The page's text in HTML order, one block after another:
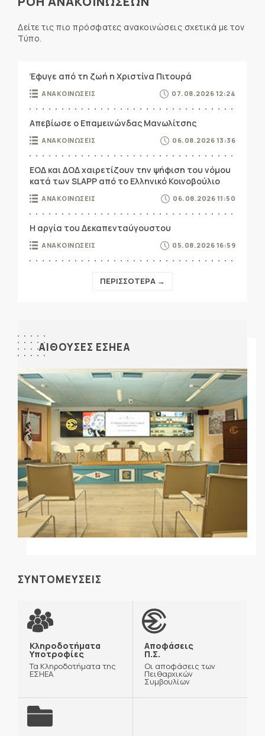
Δείτε τις πιο πρόσφατες ανακοινώσεις σχετικά με τον
Τύπο.
Έφυγε από τη ζωή η Χριστίνα Πιτουρά
ΑΝΑΚΟΙΝΩΣΕΙΣ 07.08.2026 12:24
Απεβίωσε ο Επαμεινώνδας Μανωλίτσης
ΑΝΑΚΟΙΝΩΣΕΙΣ 06.08.2026 13:36
ΕΟΔ και ΔΟΔ χαιρετίζουν την ψήφιση του νόμου
κατά των SLAPP από το Ελληνικό Κοινοβούλιο
ΑΝΑΚΟΙΝΩΣΕΙΣ 06.08.2026 11:50
Η αργία του Δεκαπενταύγουστου
ΑΝΑΚΟΙΝΩΣΕΙΣ 05.08.2026 16:59
ΠΕΡΙΣΣΟΤΕΡΑ →
ΑΙΘΟΥΣΕΣ ΕΣΗΕΑ
ΣΥΝΤΟΜΕΥΣΕΙΣ
Κληροδοτήματα
Υποτροφίες
Τα Κληροδοτήματα της
ΕΣΗΕΑ
Αποφάσεις
Π.Σ.
Οι αποφάσεις των
Πειθαρχικών
Συμβουλίων